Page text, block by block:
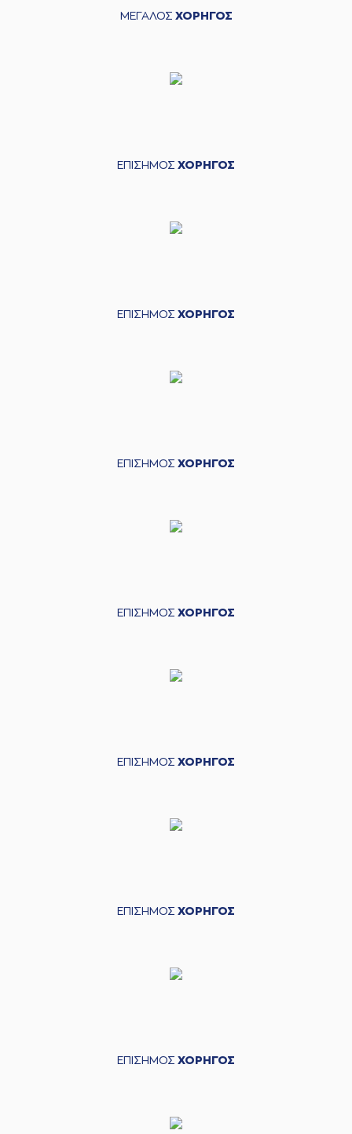
ΜΕΓΑΛΟΣ ΧΟΡΗΓΟΣ
ΕΠΙΣΗΜΟΣ ΧΟΡΗΓΟΣ
ΕΠΙΣΗΜΟΣ ΧΟΡΗΓΟΣ
ΕΠΙΣΗΜΟΣ ΧΟΡΗΓΟΣ
ΕΠΙΣΗΜΟΣ ΧΟΡΗΓΟΣ
ΕΠΙΣΗΜΟΣ ΧΟΡΗΓΟΣ
ΕΠΙΣΗΜΟΣ ΧΟΡΗΓΟΣ
ΕΠΙΣΗΜΟΣ ΧΟΡΗΓΟΣ